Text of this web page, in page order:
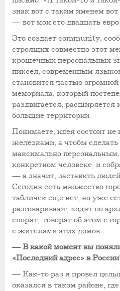
знак вот с таким именем
— вот мои сто двадцать
Это создает community,
строящих совместно этот
крошечных персональных
пиксел, современным
становится частью
мемориала, который
раздвигается, расширяется
большие территории.
Понимаете, идея состоит не
железками, а чтобы сделать
максимально
конкретном человеке, и
— а значит, заставить
Сегодня есть множество
табличек еще нет, но уже
разговаривают, ходят по
спорят, говорят об этом с
с жителями этих домов.
— В какой момент вы
«Последний адрес» в
— Как-то раз я провел
оказался в таком районе,